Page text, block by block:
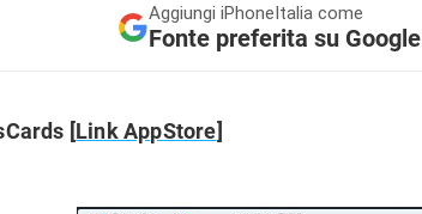
Aggiungi iPhoneItalia come
Fonte preferita su Google
[Link AppStore]